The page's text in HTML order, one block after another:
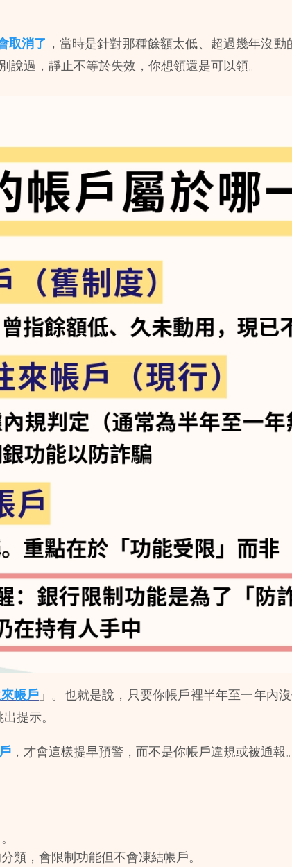
取消了 ，當時是針對那種餘額太低、超過幾年沒
過，靜止不等於失效，你想領還是可以領。
帳戶 」。也就是說，只要你帳戶裡半年至一年內
提示。
，才會這樣提早預警，而不是你帳戶違規或被通報。
類，會限制功能但不會凍結帳戶。